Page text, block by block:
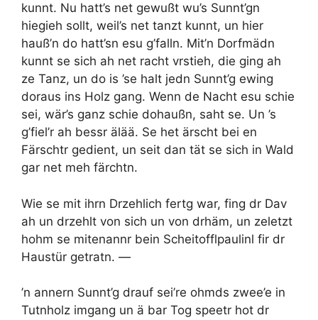
kunnt. Nu hatt’s net gewußt wu’s Sunnt’gn
hiegieh sollt, weil’s net tanzt kunnt, un hier
hauß’n do hatt’sn esu g’falln. Mit’n Dorfmädn
kunnt se sich ah net racht vrstieh, die ging ah
ze Tanz, un do is ’se halt jedn Sunnt’g ewing
doraus ins Holz gang. Wenn de Nacht esu schie
sei, wär’s ganz schie dohaußn, saht se. Un ’s
g’fiel’r ah bessr älää. Se het ärscht bei en
Färschtr gedient, un seit dan tät se sich in Wald
gar net meh färchtn.
Wie se mit ihrn Drzehlich fertg war, fing dr Dav
ah un drzehlt von sich un von drhäm, un zeletzt
hohm se mitenannr bein Scheitofflpaulinl fir dr
Haustür getratn. —
’n annern Sunnt’g drauf sei’re ohmds zwee’e in
Tutnholz imgang un ä bar Tog speetr hot dr